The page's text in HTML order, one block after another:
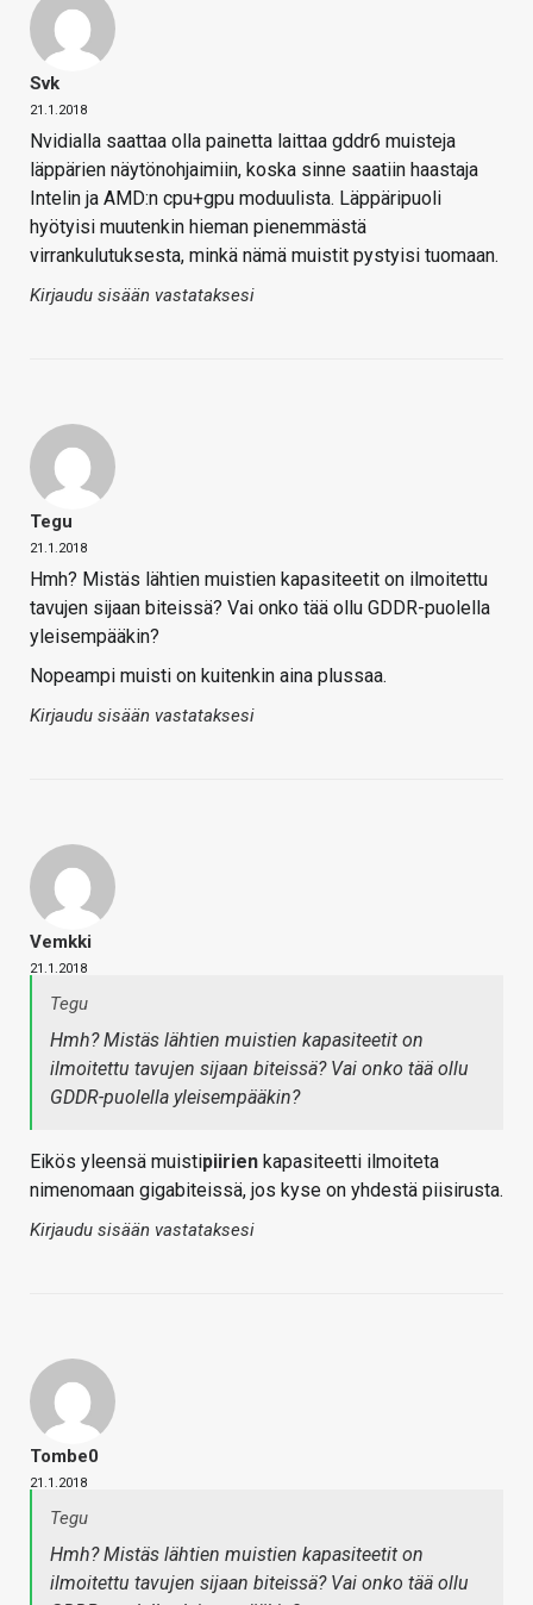
Svk
21.1.2018
Nvidialla saattaa olla painetta laittaa gddr6 muisteja
läppärien näytönohjaimiin, koska sinne saatiin haastaja
Intelin ja AMD:n cpu+gpu moduulista. Läppäripuoli
hyötyisi muutenkin hieman pienemmästä
virrankulutuksesta, minkä nämä muistit pystyisi tuomaan.
Kirjaudu sisään vastataksesi
Tegu
21.1.2018
Hmh? Mistäs lähtien muistien kapasiteetit on ilmoitettu
tavujen sijaan biteissä? Vai onko tää ollu GDDR-puolella
yleisempääkin?
Nopeampi muisti on kuitenkin aina plussaa.
Kirjaudu sisään vastataksesi
Vemkki
21.1.2018
Tegu
Hmh? Mistäs lähtien muistien kapasiteetit on
ilmoitettu tavujen sijaan biteissä? Vai onko tää ollu
GDDR-puolella yleisempääkin?
Eikös yleensä muistipiirien kapasiteetti ilmoiteta
nimenomaan gigabiteissä, jos kyse on yhdestä piisirusta.
Kirjaudu sisään vastataksesi
Tombe0
21.1.2018
Tegu
Hmh? Mistäs lähtien muistien kapasiteetit on
ilmoitettu tavujen sijaan biteissä? Vai onko tää ollu